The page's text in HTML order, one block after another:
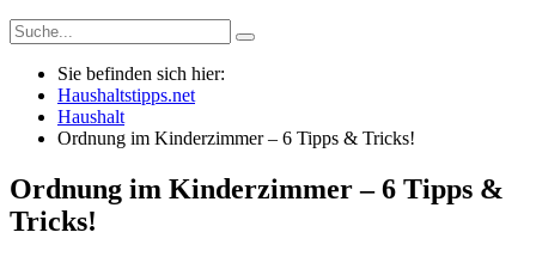
Sie befinden sich hier:
Haushaltstipps.net
Haushalt
Ordnung im Kinderzimmer – 6 Tipps & Tricks!
Ordnung im Kinderzimmer – 6 Tipps &
Tricks!